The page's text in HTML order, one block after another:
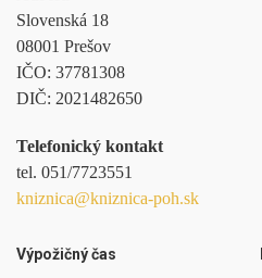
Slovenská 18
08001 Prešov
IČO: 37781308
DIČ: 2021482650
Telefonický kontakt
tel. 051/7723551
kniznica@kniznica-poh.sk
Výpožičný čas